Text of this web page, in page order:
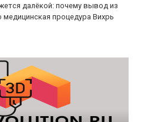
далёкой: почему вывод из
медицинская процедура Вихрь